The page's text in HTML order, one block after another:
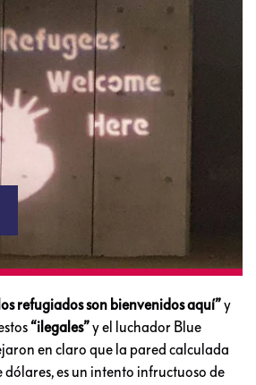
refugiados son bienvenidos aquí”y
“ilegales”y el luchador Blue
en claro que la pared calculada
es un intento infructuoso de